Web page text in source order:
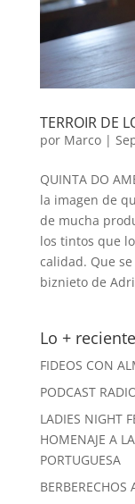
TERROIR DE
por Marco|
QUINTA DO
la imagen de
de mucha
los tintos que
calidad. Que
biznieto de
Lo + reciente
FIDEOS CON
PODCAST
LADIES NIGHT
HOMENAJE A
PORTUGUESA
BERBERECHOS